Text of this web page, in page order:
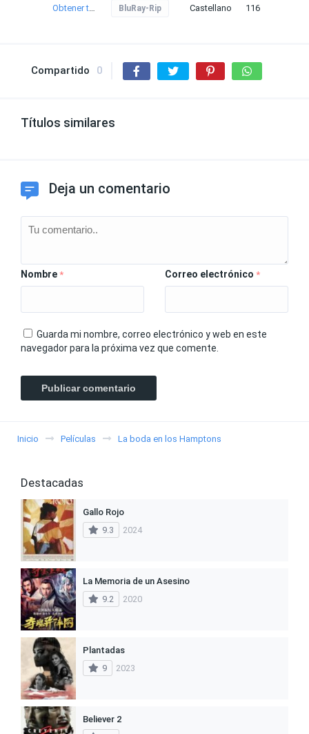
Obtener torrent BluRay-Rip Castellano 116
Compartido 0
Títulos similares
Deja un comentario
Nombre * Correo electrónico *
Guarda mi nombre, correo electrónico y web en este
navegador para la próxima vez que comente.
Inicio Películas La boda en los Hamptons
Destacadas
Gallo Rojo
9.3
2024
La Memoria de un Asesino
9.2
2020
Plantadas
9
2023
Believer 2